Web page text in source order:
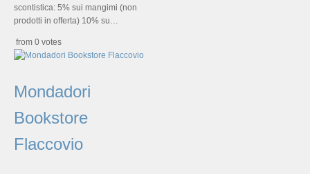
scontistica: 5% sui mangimi (non
prodotti in offerta) 10% su…
from 0 votes
Mondadori
Bookstore
Flaccovio